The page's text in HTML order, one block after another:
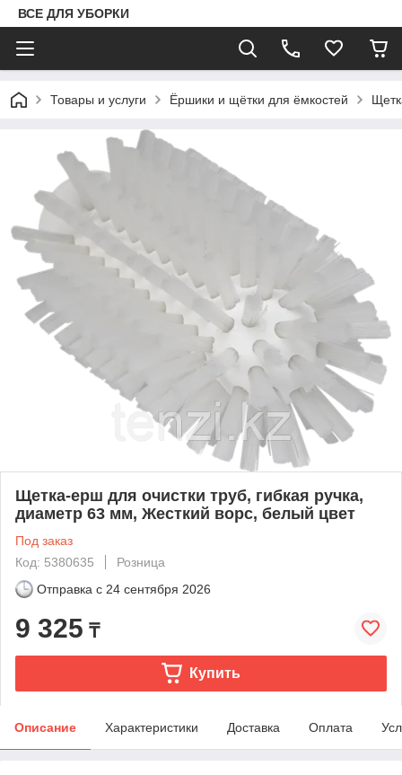
ВСЕ ДЛЯ УБОРКИ
Товары и услуги Ёршики и щётки для ёмкостей
Щетка-ерш для очистки труб, гибкая ручка,
диаметр 63 мм, Жесткий ворс, белый цвет
Под заказ
Код: 5380635
Розница
Отправка с 24 сентября 2026
9 325 ₸
Купить
Описание Характеристики Доставка Оплата